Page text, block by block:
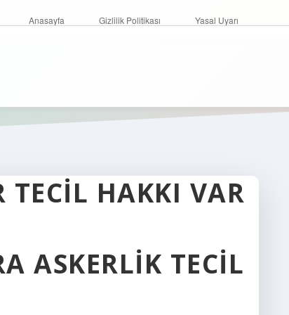
Anasayfa Gizlilik Politikası Yasal Uyarı
TECIL HAKKI VAR
ASKERLIK TECIL